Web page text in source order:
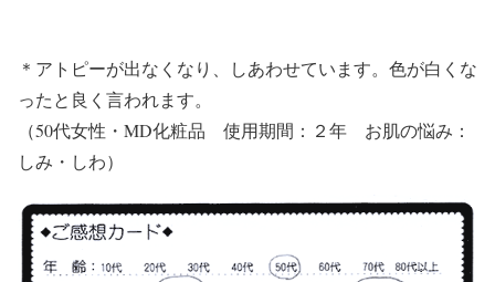
＊アトピーが出なくなり、しあわせています。色が白くな
ったと良く言われます。
（50代女性・MD化粧品 使用期間：２年 お肌の悩み：
しみ・しわ）